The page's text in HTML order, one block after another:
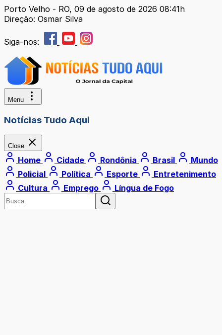
Porto Velho - RO, 09 de agosto de 2026 08:41h
Direção: Osmar Silva
Siga-nos:
Menu
Notícias Tudo Aqui
Close
Home Cidade Rondônia Brasil
Mundo
Policial
Política Esporte
Entretenimento
Cultura
Emprego Língua de Fogo